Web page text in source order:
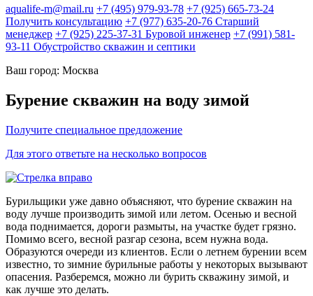
aqualife-m@mail.ru +7 (495) 979-93-78 +7 (925) 665-73-24
Получить консультацию +7 (977) 635-20-76 Старший
менеджер +7 (925) 225-37-31 Буровой инженер +7 (991) 581-
93-11 Обустройство скважин и септики
Ваш город: Москва
Бурение скважин на воду зимой
Получите специальное предложение
Для этого ответьте на несколько вопросов
Бурильщики уже давно объясняют, что бурение скважин на
воду лучше производить зимой или летом. Осенью и весной
вода поднимается, дороги размыты, на участке будет грязно.
Помимо всего, весной разгар сезона, всем нужна вода.
Образуются очереди из клиентов. Если о летнем бурении всем
известно, то зимние бурильные работы у некоторых вызывают
опасения. Разберемся, можно ли бурить скважину зимой, и
как лучше это делать.